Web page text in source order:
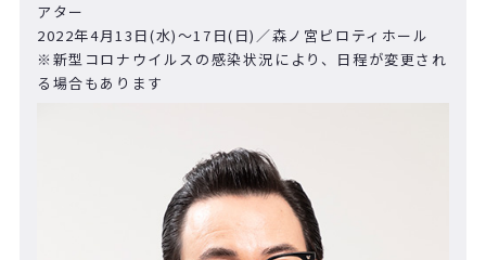
アター
2022年4月13 日(水)～17 日( 日)／森ノ宮ピロティホール
※新型コロナウイルスの感染状況により、日程が変更され
る場合もあります